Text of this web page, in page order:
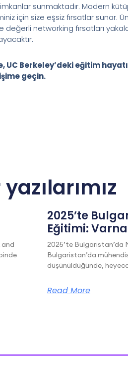
sunmaktadır. Modern
için size eşsiz fırsatlar sunar.
networking fırsatları
Berkeley’deki eğitim
geçin.
and
2025’te
Eğitimi:
2025’te Bulgaristan’da
Bulgaristan’da
düşünüldüğünde,
Read More